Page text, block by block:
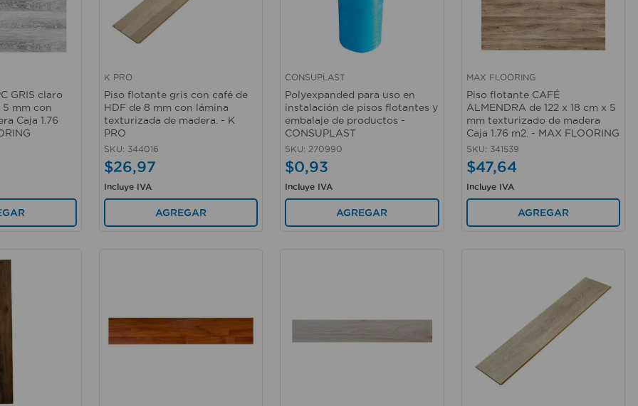
GRIS claro
5 mm con
Caja 1.76
K PRO
Piso flotante gris con café de
HDF de 8 mm con lámina
texturizada de madera. - K
PRO
SKU: 344016
$26,97
Incluye IVA
AGREGAR
CONSUPLAST
Polyexpanded para uso en
instalación de pisos flotantes y
embalaje de productos -
CONSUPLAST
SKU: 270990
$0,93
Incluye IVA
AGREGAR
MAX FLOORING
Piso flotante CAFÉ
ALMENDRA de 122 x 18 cm x 5
mm texturizado de madera
Caja 1.76 m2. - MAX FLOORING
SKU: 341539
$47,64
Incluye IVA
AGREGAR